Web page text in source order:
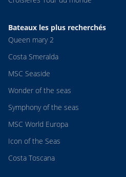
Bateaux les plus recherchés
Queen mary 2
Costa Smeralda
MSC Seaside
Wonder of the seas
Symphony of the seas
MSC World Europa
Icon of the Seas
Costa Toscana